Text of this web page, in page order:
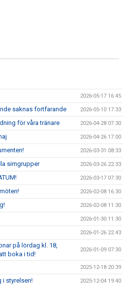
2026-05-17 16:45
saknas fortfarande 2026-05-10 17:33
för våra tränare 2026-04-28 07:30
2026-04-26 17:00
2026-03-31 08:33
simgrupper 2026-03-26 22:33
2026-03-17 07:30
2026-02-08 16:30
2026-02-08 11:30
2026-01-30 11:30
2026-01-26 22:43
på lördag kl. 18,
boka i tid!
2026-01-09 07:30
2025-12-18 20:39
i styrelsen! 2025-12-04 19:40